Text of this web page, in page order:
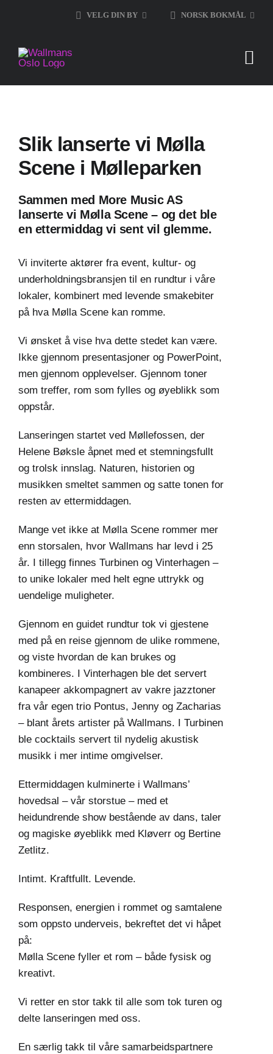
VELG DIN BY NORSK BOKMÅL
Slik lanserte vi Mølla
Scene i Mølleparken
Sammen med More Music AS
lanserte vi Mølla Scene – og det ble
en ettermiddag vi sent vil glemme.
Vi inviterte aktører fra event, kultur- og
underholdningsbransjen til en rundtur i våre
lokaler, kombinert med levende smakebiter
på hva Mølla Scene kan romme.
Vi ønsket å vise hva dette stedet kan være.
Ikke gjennom presentasjoner og PowerPoint,
men gjennom opplevelser. Gjennom toner
som treffer, rom som fylles og øyeblikk som
oppstår.
Lanseringen startet ved Møllefossen, der
Helene Bøksle åpnet med et stemningsfullt
og trolsk innslag. Naturen, historien og
musikken smeltet sammen og satte tonen for
resten av ettermiddagen.
Mange vet ikke at Mølla Scene rommer mer
enn storsalen, hvor Wallmans har levd i 25
år. I tillegg finnes Turbinen og Vinterhagen –
to unike lokaler med helt egne uttrykk og
uendelige muligheter.
Gjennom en guidet rundtur tok vi gjestene
med på en reise gjennom de ulike rommene,
og viste hvordan de kan brukes og
kombineres. I Vinterhagen ble det servert
kanapeer akkompagnert av vakre jazztoner
fra vår egen trio Pontus, Jenny og Zacharias
– blant årets artister på Wallmans. I Turbinen
ble cocktails servert til nydelig akustisk
musikk i mer intime omgivelser.
Ettermiddagen kulminerte i Wallmans’
hovedsal – vår storstue – med et
heidundrende show bestående av dans, taler
og magiske øyeblikk med Kløverr og Bertine
Zetlitz.
Intimt. Kraftfullt. Levende.
Responsen, energien i rommet og samtalene
som oppsto underveis, bekreftet det vi håpet
på:
Mølla Scene fyller et rom – både fysisk og
kreativt.
Vi retter en stor takk til alle som tok turen og
delte lanseringen med oss.
En særlig takk til våre samarbeidspartnere